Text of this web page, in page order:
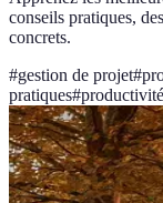
conseils pratiques,
concrets.
#gestion de projet#
pratiques#productivité